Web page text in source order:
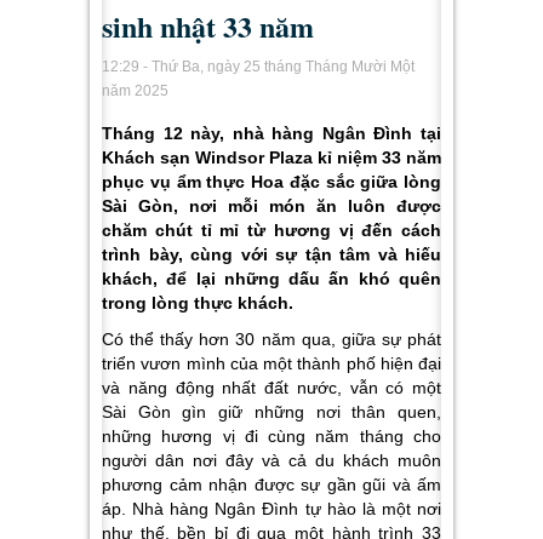
sinh nhật 33 năm
12:29 - Thứ Ba, ngày 25 tháng Tháng Mười Một
năm 2025
Tháng 12 này, nhà hàng Ngân Đình tại
Khách sạn Windsor Plaza kỉ niệm 33 năm
phục vụ ẩm thực Hoa đặc sắc giữa lòng
Sài Gòn, nơi mỗi món ăn luôn được
chăm chút tỉ mỉ từ hương vị đến cách
trình bày, cùng với sự tận tâm và hiếu
khách, để lại những dấu ấn khó quên
trong lòng thực khách.
Có thể thấy hơn 30 năm qua, giữa sự phát
triển vươn mình của một thành phố hiện đại
và năng động nhất đất nước, vẫn có một
Sài Gòn gìn giữ những nơi thân quen,
những hương vị đi cùng năm tháng cho
người dân nơi đây và cả du khách muôn
phương cảm nhận được sự gần gũi và ấm
áp. Nhà hàng Ngân Đình tự hào là một nơi
như thế, bền bỉ đi qua một hành trình 33